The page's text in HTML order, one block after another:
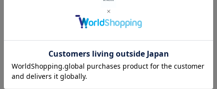
レゼントする予定です。再販連絡お待ちしています。
すべてのレビューを見る
レビューを書く